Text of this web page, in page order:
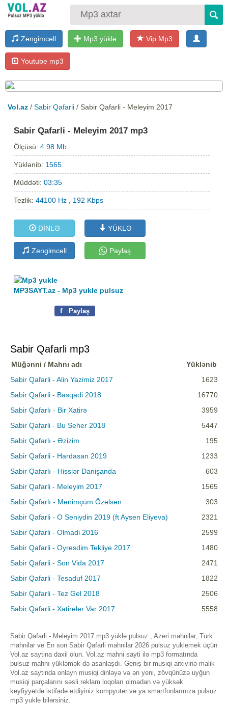
Zengimcell Mp3 yüklə Vip Mp3
Youtube mp3
Vol.az / Sabir Qafarli / Sabir Qafarli - Meleyim 2017
Sabir Qafarli - Meleyim 2017 mp3
Ölçüsü:4.98 Mb
Yüklənib: 1565
Müddəti:03:35
Tezlik:44100 Hz , 192 Kbps
DİNLƏ YÜKLƏ
Zengimcell Paylaş
MP3SAYT.az - Mp3 yukle pulsuz
f Paylaş
Sabir Qafarli mp3
Müğənni / Mahnı adı
Yüklənib
Sabir Qafarli - Alin Yazimiz 2017
1623
Sabir Qafarli - Basqadi 2018
16770
Sabir Qafarlı - Bir Xatirə
3959
Sabir Qafarli - Bu Seher 2018
5447
Sabir Qafarlı - Əzizim
195
Sabir Qafarli - Hardasan 2019
1233
Sabir Qafarlı - Hisslər Danişanda
603
Sabir Qafarli - Meleyim 2017
1565
Sabir Qafarlı - Mənimçüm Özəlsən
303
Sabir Qafarli - O Seniydin 2019 (ft Aysen Eliyeva)
2321
Sabir Qafarli - Olmadi 2016
2599
Sabir Qafarli - Oyresdim Tekliye 2017
1480
Sabir Qafarli - Son Vida 2017
2471
Sabir Qafarli - Tesaduf 2017
1822
Sabir Qafarli - Tez Gel 2018
2506
Sabir Qafarli - Xatireler Var 2017
5558
Sabir Qafarli - Meleyim 2017 mp3 yüklə pulsuz , Azeri mahnilar, Turk
mahnilar ve En son Sabir Qafarli mahnilar 2026 pulsuz yuklemek üçün
Vol.az saytina daxil olun. Vol.az mahni sayti ilə mp3 formatında
pulsuz mahnı yükləmək də asanlaşdı. Geniş bir musiqi arxivinə malik
Vol.az saytinda onlayn musiqi dinləyə və ən yeni, zövqünüzə uyğun
musiqi parçalarını səsli reklam loqoları olmadan və yüksək
keyfiyyətdə istifadə etdiyiniz kompyuter və ya smartfonlarınıza pulsuz
mp3 yukle bilərsiniz.